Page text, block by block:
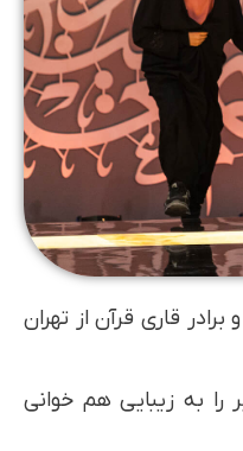
قاری قرآن از تهران
را به زیبایی هم خوانی